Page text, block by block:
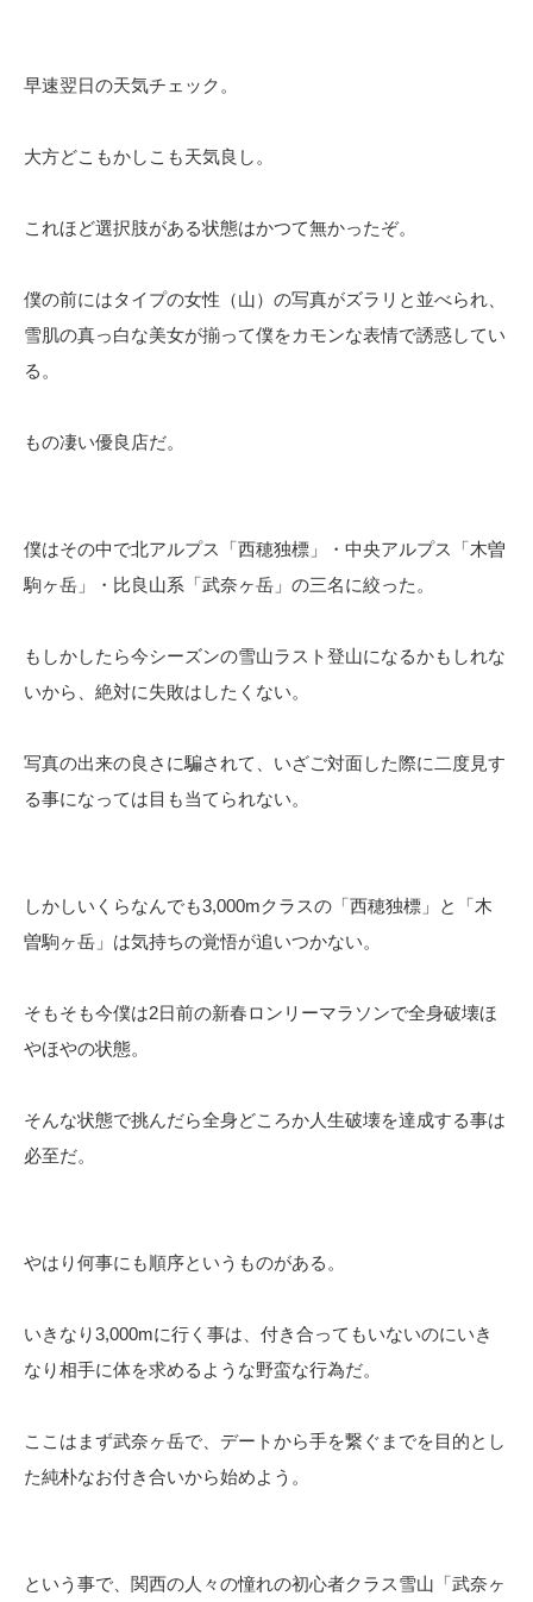
早速翌日の天気チェック。
大方どこもかしこも天気良し。
これほど選択肢がある状態はかつて無かったぞ。
僕の前にはタイプの女性（山）の写真がズラリと並べられ、
雪肌の真っ白な美女が揃って僕をカモンな表情で誘惑してい
る。
もの凄い優良店だ。
僕はその中で北アルプス「西穂独標」・中央アルプス「木曽
駒ヶ岳」・比良山系「武奈ヶ岳」の三名に絞った。
もしかしたら今シーズンの雪山ラスト登山になるかもしれな
いから、絶対に失敗はしたくない。
写真の出来の良さに騙されて、いざご対面した際に二度見す
る事になっては目も当てられない。
しかしいくらなんでも3,000mクラスの「西穂独標」と「木
曽駒ヶ岳」は気持ちの覚悟が追いつかない。
そもそも今僕は2日前の新春ロンリーマラソンで全身破壊ほ
やほやの状態。
そんな状態で挑んだら全身どころか人生破壊を達成する事は
必至だ。
やはり何事にも順序というものがある。
いきなり3,000mに行く事は、付き合ってもいないのにいき
なり相手に体を求めるような野蛮な行為だ。
ここはまず武奈ヶ岳で、デートから手を繋ぐまでを目的とし
た純朴なお付き合いから始めよう。
という事で、関西の人々の憧れの初心者クラス雪山「武奈ヶ